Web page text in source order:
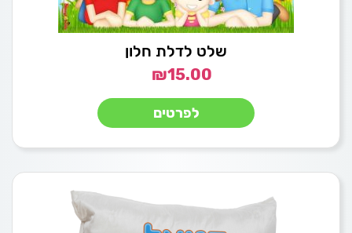
שלט לדלת חלון
₪15.00
לפרטים